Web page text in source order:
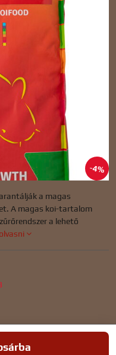
4%
a magas
A magas koi-tartalom
a lehető